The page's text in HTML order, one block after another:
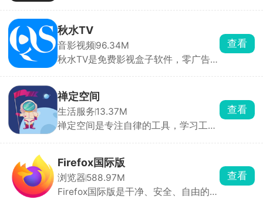
致闪退，点一下直接导入游戏。换装、
改画面质感直接套用，还能提前预览皮
肤全身效果，挑起来很直观。还能上传
自制皮肤、模组、地图分享给其他玩
秋水TV
音影视频96.34M
秋水TV是免费影视盒子软件，零广告免
艺、动漫、纪录片全都有，播放支持多
条线路切换，家里网络卡顿可以切换
源，清晰度从标清到蓝光自由选。
查看
禅定空间
生活服务13.37M
禅定空间是专注自律的工具，学习工作
不开，弹窗通知全部屏蔽，想刷抖音、
打游戏完全没机会。后台完整记录每日
专注时长、玩手机时长、锁机次数，用
图表直观看见时间花在哪，方便复盘调
查看
Firefox国际版
浏览器588.97M
Firefox国际版是干净、安全、自由的浏
查看